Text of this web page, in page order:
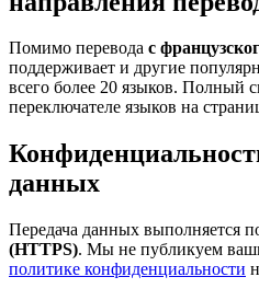
Помимо перевода с
поддерживает и другие
всего более 20 языков. Полный
переключателе языков на
данных
Передача данных выполняется
(HTTPS). Мы не публикуем
политике конфиденциальности